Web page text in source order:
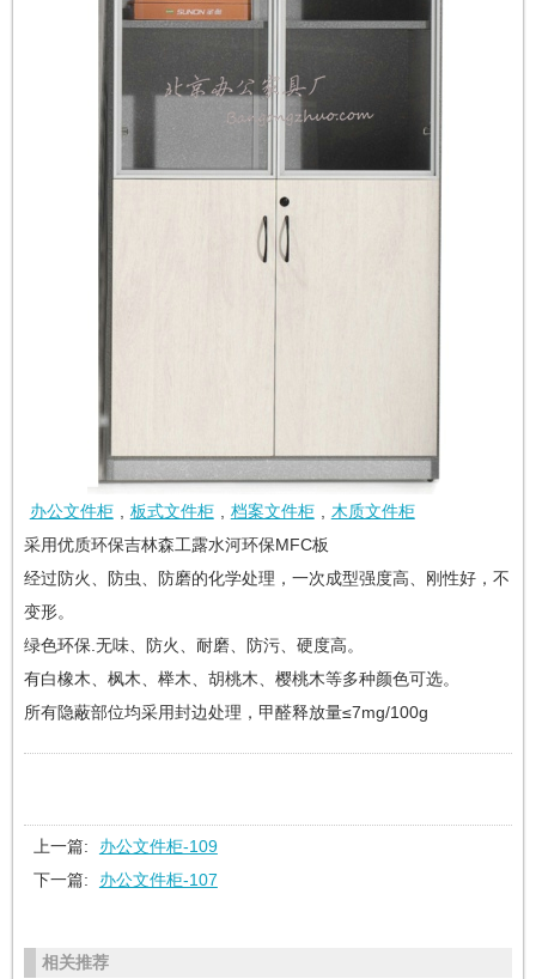
办公文件柜 板式文件柜 档案文件柜
木质文件柜
采用优质环保吉林森工露水河环保MFC板
经过防火、防虫、防磨的化学处理，一次成型强度高、刚性好，不
变形。
绿色环保.无味、防火、耐磨、防污、硬度高。
有白橡木、枫木、榉木、胡桃木、樱桃木等多种颜色可选。
所有隐蔽部位均采用封边处理，甲醛释放量≤7mg/100g
上一篇:
办公文件柜-109
下一篇:
办公文件柜-107
相关推荐